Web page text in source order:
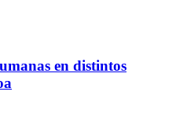
en distintos